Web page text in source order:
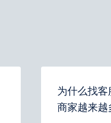
为什么找
商家越来越